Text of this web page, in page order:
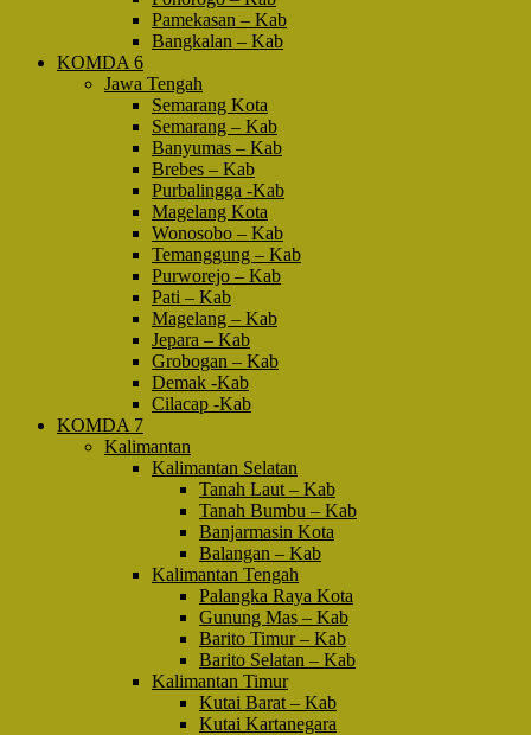
Pamekasan – Kab
Bangkalan – Kab
KOMDA 6
Jawa Tengah
Semarang Kota
Semarang – Kab
Banyumas – Kab
Brebes – Kab
Purbalingga -Kab
Magelang Kota
Wonosobo – Kab
Temanggung – Kab
Purworejo – Kab
Pati – Kab
Magelang – Kab
Jepara – Kab
Grobogan – Kab
Demak -Kab
Cilacap -Kab
KOMDA 7
Kalimantan
Kalimantan Selatan
Tanah Laut – Kab
Tanah Bumbu – Kab
Banjarmasin Kota
Balangan – Kab
Kalimantan Tengah
Palangka Raya Kota
Gunung Mas – Kab
Barito Timur – Kab
Barito Selatan – Kab
Kalimantan Timur
Kutai Barat – Kab
Kutai Kartanegara